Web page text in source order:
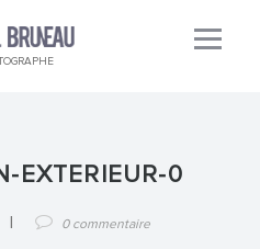
EXTERIEUR-0
0 commentaire